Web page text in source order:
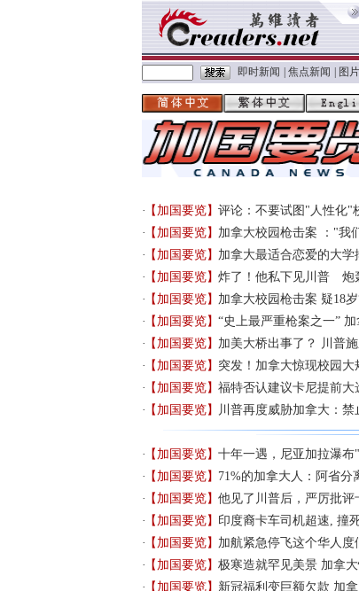
即时新闻 焦点新闻 图
【加国要览】评论：不要试图"人性化"
【加国要览】加拿大校园枪击案 ："我
【加国要览】加拿大最适合恋爱的大
【加国要览】炸了！他私下见川普 炮
【加国要览】加拿大校园枪击案 疑18
【加国要览】“史上最严重枪案之一”
【加国要览】加美大桥出事了？ 川普
【加国要览】突发！加拿大惊现校园大
【加国要览】福特否认建议卡尼提前大
【加国要览】 川普再度威胁加拿大：禁
【加国要览】十年一遇，尼亚加拉瀑
【加国要览】71%的加拿大人：阿省分
【加国要览】他见了川普后，严厉批评
【加国要览】印度裔卡车司机超速, 撞
【加国要览】加航紧急停飞这个华人度
【加国要览】极寒造就罕见美景 加拿
【加国要览】新冠福利变巨额欠款 加